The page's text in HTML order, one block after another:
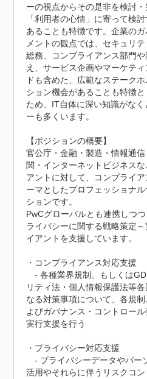
ーの視点からその是非を検討
「利用者の心情」に寄って検
あることも特徴です。企業の
メントの観点では、セキュリ
総務、コンプライアンス部門
え、サービス企画やマーケテ
ドも含めた、広範なステーク
ション機会があることも特徴
ため、IT自体に深い知識がな
ーも多くいます。
【ポジションの概要】
官公庁・金融・製造・情報通
関・インターネットビジネス
アントに対して、コンプライ
ーマとしたプロフェッショナ
ションです。
PwCグローバルとも連携しつ
ライバシーに関する戦略策定
イアントを支援しています。
・コンプライアンス対応支援
- 各種業界規制、もしくは
リティ法・個人情報保護法等
なる対策事項について、各規
よびガバナンス・コントロー
実行支援を行う
・プライバシー対応支援
- プライバシーデータやパー
活用やそれらに伴うリスクコ